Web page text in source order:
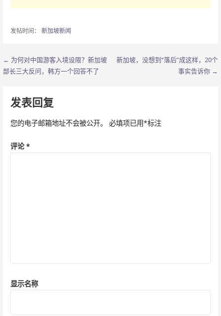
发帖时间： 新加坡新闻
文
导
航
← 为何对中国游客入境设限？新加坡
部长三大反问，韩方一个回答不了
新加坡，没想到“落后”成这样，20个
事实告诉你 →
发表回复
您的电子邮箱地址不会被公开。 必填项已用*标注
评论*
显示名称